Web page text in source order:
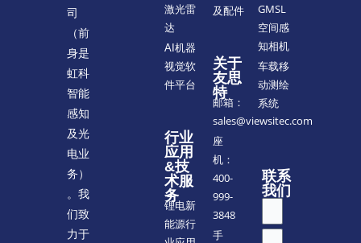
司
（前
身是
虹科
智能
感知
及光
电业
务）
。我
们致
力于
激光雷
达
AI机器
视觉软
件平台
行业
应用
&技
术服
务
锂电新
能源行
及配件
关于
友思
特
邮箱：
sales@viewsitec.com
座
机：
400-
999-
3848
手
GMSL
空间感
知相机
车载移
动测绘
系统
联系
我们